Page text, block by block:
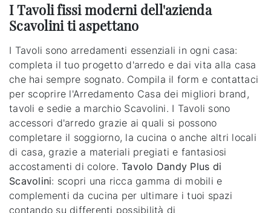
I Tavoli fissi moderni dell'azienda
Scavolini ti aspettano
I Tavoli sono arredamenti essenziali in ogni casa:
completa il tuo progetto d'arredo e dai vita alla casa
che hai sempre sognato. Compila il form e contattaci
per scoprire l'Arredamento Casa dei migliori brand,
tavoli e sedie a marchio Scavolini. I Tavoli sono
accessori d'arredo grazie ai quali si possono
completare il soggiorno, la cucina o anche altri locali
di casa, grazie a materiali pregiati e fantasiosi
accostamenti di colore. Tavolo Dandy Plus di
Scavolini: scopri una ricca gamma di mobili e
complementi da cucina per ultimare i tuoi spazi
contando su differenti possibilità di